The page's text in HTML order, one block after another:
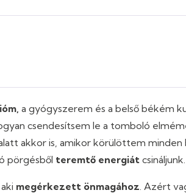
a gyógyszerem és a belső békém
csendesítsem le a tomboló
akkor is, amikor körülöttem
pörgésből teremtő energiát csináljunk.
megérkezett önmagához . Azért